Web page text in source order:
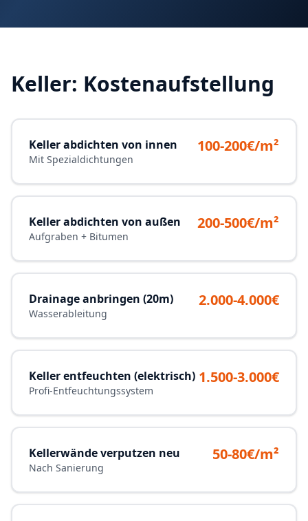
Keller: Kostenaufstellung
Keller abdichten von innen
Mit Spezialdichtungen
100-200€/m²
Keller abdichten von außen
Aufgraben + Bitumen
200-500€/m²
Drainage anbringen (20m)
Wasserableitung
2.000-4.000€
Keller entfeuchten (elektrisch)
Profi-Entfeuchtungssystem
1.500-3.000€
Kellerwände verputzen neu
Nach Sanierung
50-80€/m²